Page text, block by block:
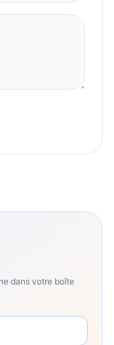
dans votre boîte